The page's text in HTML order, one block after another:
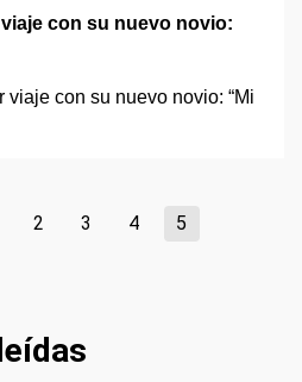
con su nuevo novio:
2 3 4 5